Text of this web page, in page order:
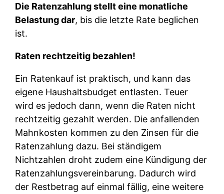
Die Ratenzahlung stellt eine monatliche
Belastung dar, bis die letzte Rate beglichen
ist.
Raten rechtzeitig bezahlen!
Ein Ratenkauf ist praktisch, und kann das
eigene Haushaltsbudget entlasten. Teuer
wird es jedoch dann, wenn die Raten nicht
rechtzeitig gezahlt werden. Die anfallenden
Mahnkosten kommen zu den Zinsen für die
Ratenzahlung dazu. Bei ständigem
Nichtzahlen droht zudem eine Kündigung der
Ratenzahlungsvereinbarung. Dadurch wird
der Restbetrag auf einmal fällig, eine weitere